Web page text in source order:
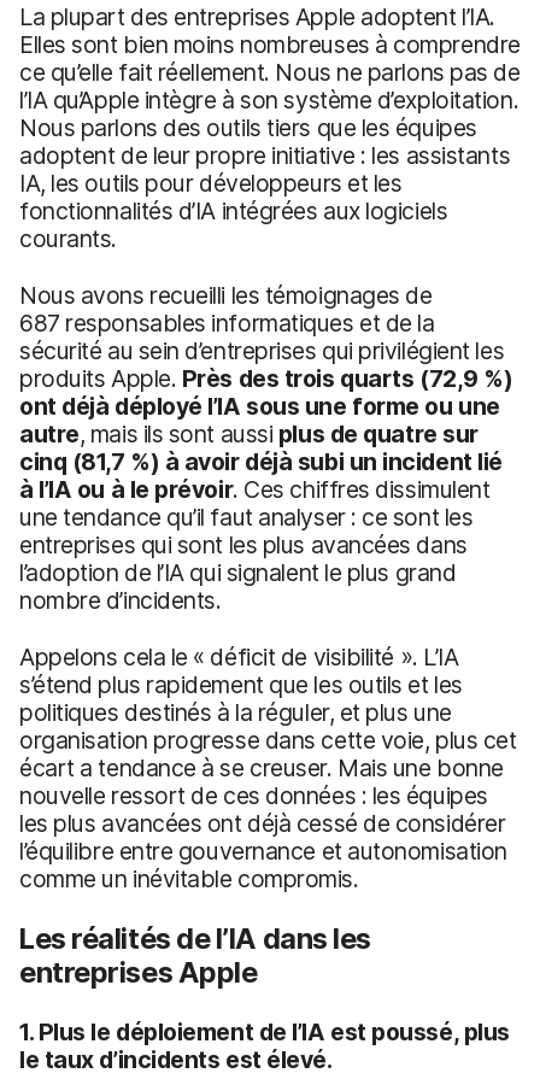
La plupart des entreprises Apple adoptent l’IA.
Elles sont bien moins nombreuses à comprendre
ce qu’elle fait réellement. Nous ne parlons pas de
l’IA qu’Apple intègre à son système d’exploitation.
Nous parlons des outils tiers que les équipes
adoptent de leur propre initiative : les assistants
IA, les outils pour développeurs et les
fonctionnalités d’IA intégrées aux logiciels
courants.
Nous avons recueilli les témoignages de
687 responsables informatiques et de la
sécurité au sein d’entreprises qui privilégient les
produits Apple. Près des trois quarts (72,9 %)
ont déjà déployé l’IA sous une forme ou une
autre, mais ils sont aussi plus de quatre sur
cinq (81,7 %) à avoir déjà subi un incident lié
à l’IA ou à le prévoir. Ces chiffres dissimulent
une tendance qu’il faut analyser : ce sont les
entreprises qui sont les plus avancées dans
l’adoption de l’IA qui signalent le plus grand
nombre d’incidents.
Appelons cela le « déficit de visibilité ». L’IA
s’étend plus rapidement que les outils et les
politiques destinés à la réguler, et plus une
organisation progresse dans cette voie, plus cet
écart a tendance à se creuser. Mais une bonne
nouvelle ressort de ces données : les équipes
les plus avancées ont déjà cessé de considérer
l’équilibre entre gouvernance et autonomisation
comme un inévitable compromis.
Les réalités de l’IA dans les
entreprises Apple
1. Plus le déploiement de l’IA est poussé, plus
le taux d’incidents est élevé.